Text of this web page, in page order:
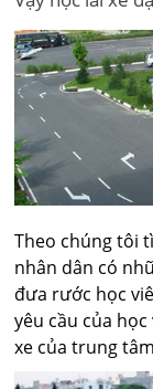
Theo chúng tôi
nhân dân có
đưa rước học
yêu cầu của
xe của trung